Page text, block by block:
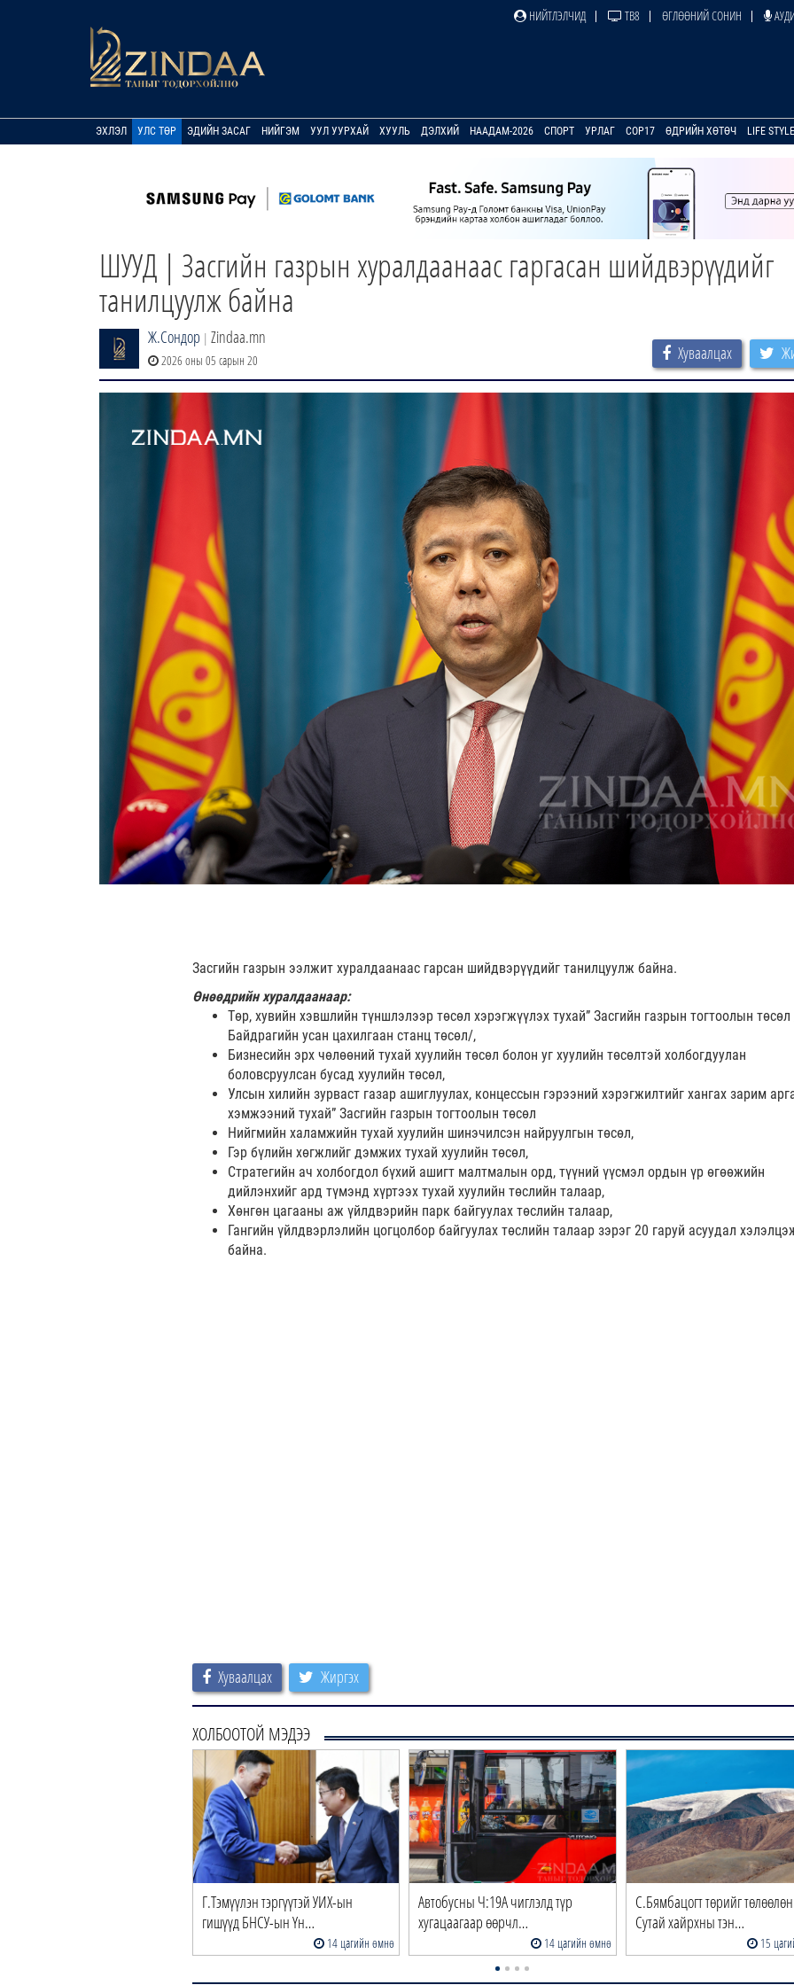
НИЙТЛЭЛЧИД ТВ8 ӨГЛӨӨНИЙ СОНИН
ЭХЛЭЛ УЛС ТӨР ЭДИЙН ЗАСАГ НИЙГЭМ УУЛ УУРХАЙ ХУУЛЬ ДЭЛХИЙ НААДАМ-2026 СПОРТ УРЛАГ COP17 ӨДРИЙН ХӨТӨЧ LIFE STYLE
ШУУД | Засгийн газрын хуралдаанаас гаргасан шийдвэрүүдийг
танилцуулж байна
Ж.Сондор | Zindaa.mn
2026 оны 05 сарын 20 Хуваалцах
Засгийн газрын ээлжит хуралдаанаас гарсан шийдвэрүүдийг танилцуулж байна.
Өнөөдрийн хуралдаанаар:
Төр, хувийн хэвшлийн түншлэлээр төсөл хэрэгжүүлэх тухай” Засгийн газрын тогтоолын
Байдрагийн усан цахилгаан станц төсөл/,
Бизнесийн эрх чөлөөний тухай хуулийн төсөл болон уг хуулийн төсөлтэй холбогдуулан
боловсруулсан бусад хуулийн төсөл,
Улсын хилийн зурваст газар ашиглуулах, концессын гэрээний хэрэгжилтийг хангах зарим
хэмжээний тухай” Засгийн газрын тогтоолын төсөл
Нийгмийн халамжийн тухай хуулийн шинэчилсэн найруулгын төсөл,
Гэр бүлийн хөгжлийг дэмжих тухай хуулийн төсөл,
Стратегийн ач холбогдол бүхий ашигт малтмалын орд, түүний үүсмэл ордын үр өгөөжийн
дийлэнхийг ард түмэнд хүртээх тухай хуулийн төслийн талаар,
Хөнгөн цагааны аж үйлдвэрийн парк байгуулах төслийн талаар,
Гангийн үйлдвэрлэлийн цогцолбор байгуулах төслийн талаар зэрэг 20 гаруй асуудал
байна.
Хуваалцах Жиргэх
ХОЛБООТОЙ МЭДЭЭ
Г.Тэмүүлэн тэргүүтэй УИХ-ын
гишүүд БНСУ-ын Үн…
14 цагийн өмнө
Автобусны Ч:19А чиглэлд түр
хугацаагаар өөрчл…
14 цагийн өмнө
С.Бямбацогт төрийг төлөөлөн
Сутай хайрхны тэн…
15